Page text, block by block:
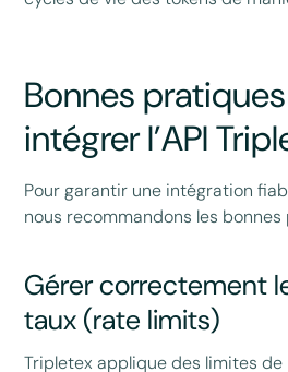
Bonnes
intégrer l’API
Pour garantir une intégration
nous recommandons les
Gérer correctement
taux (rate limits)
Tripletex applique des limites